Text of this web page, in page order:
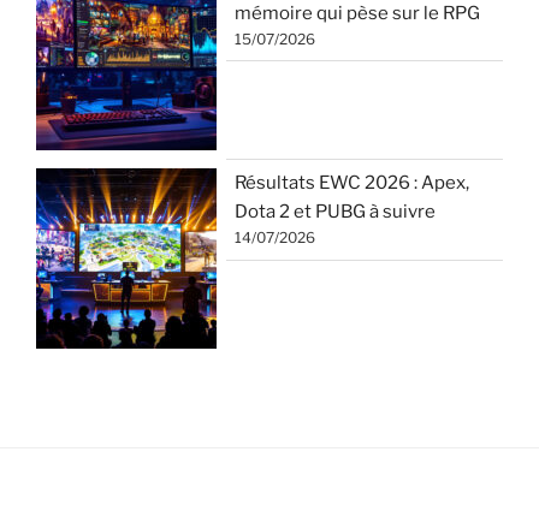
mémoire qui pèse sur le RPG
15/07/2026
Résultats EWC 2026 : Apex,
Dota 2 et PUBG à suivre
14/07/2026